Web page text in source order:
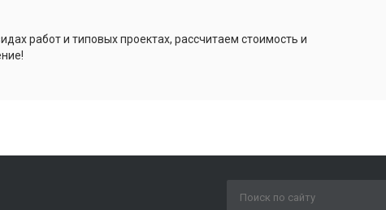
работ и типовых проектах, рассчитаем стоимость и